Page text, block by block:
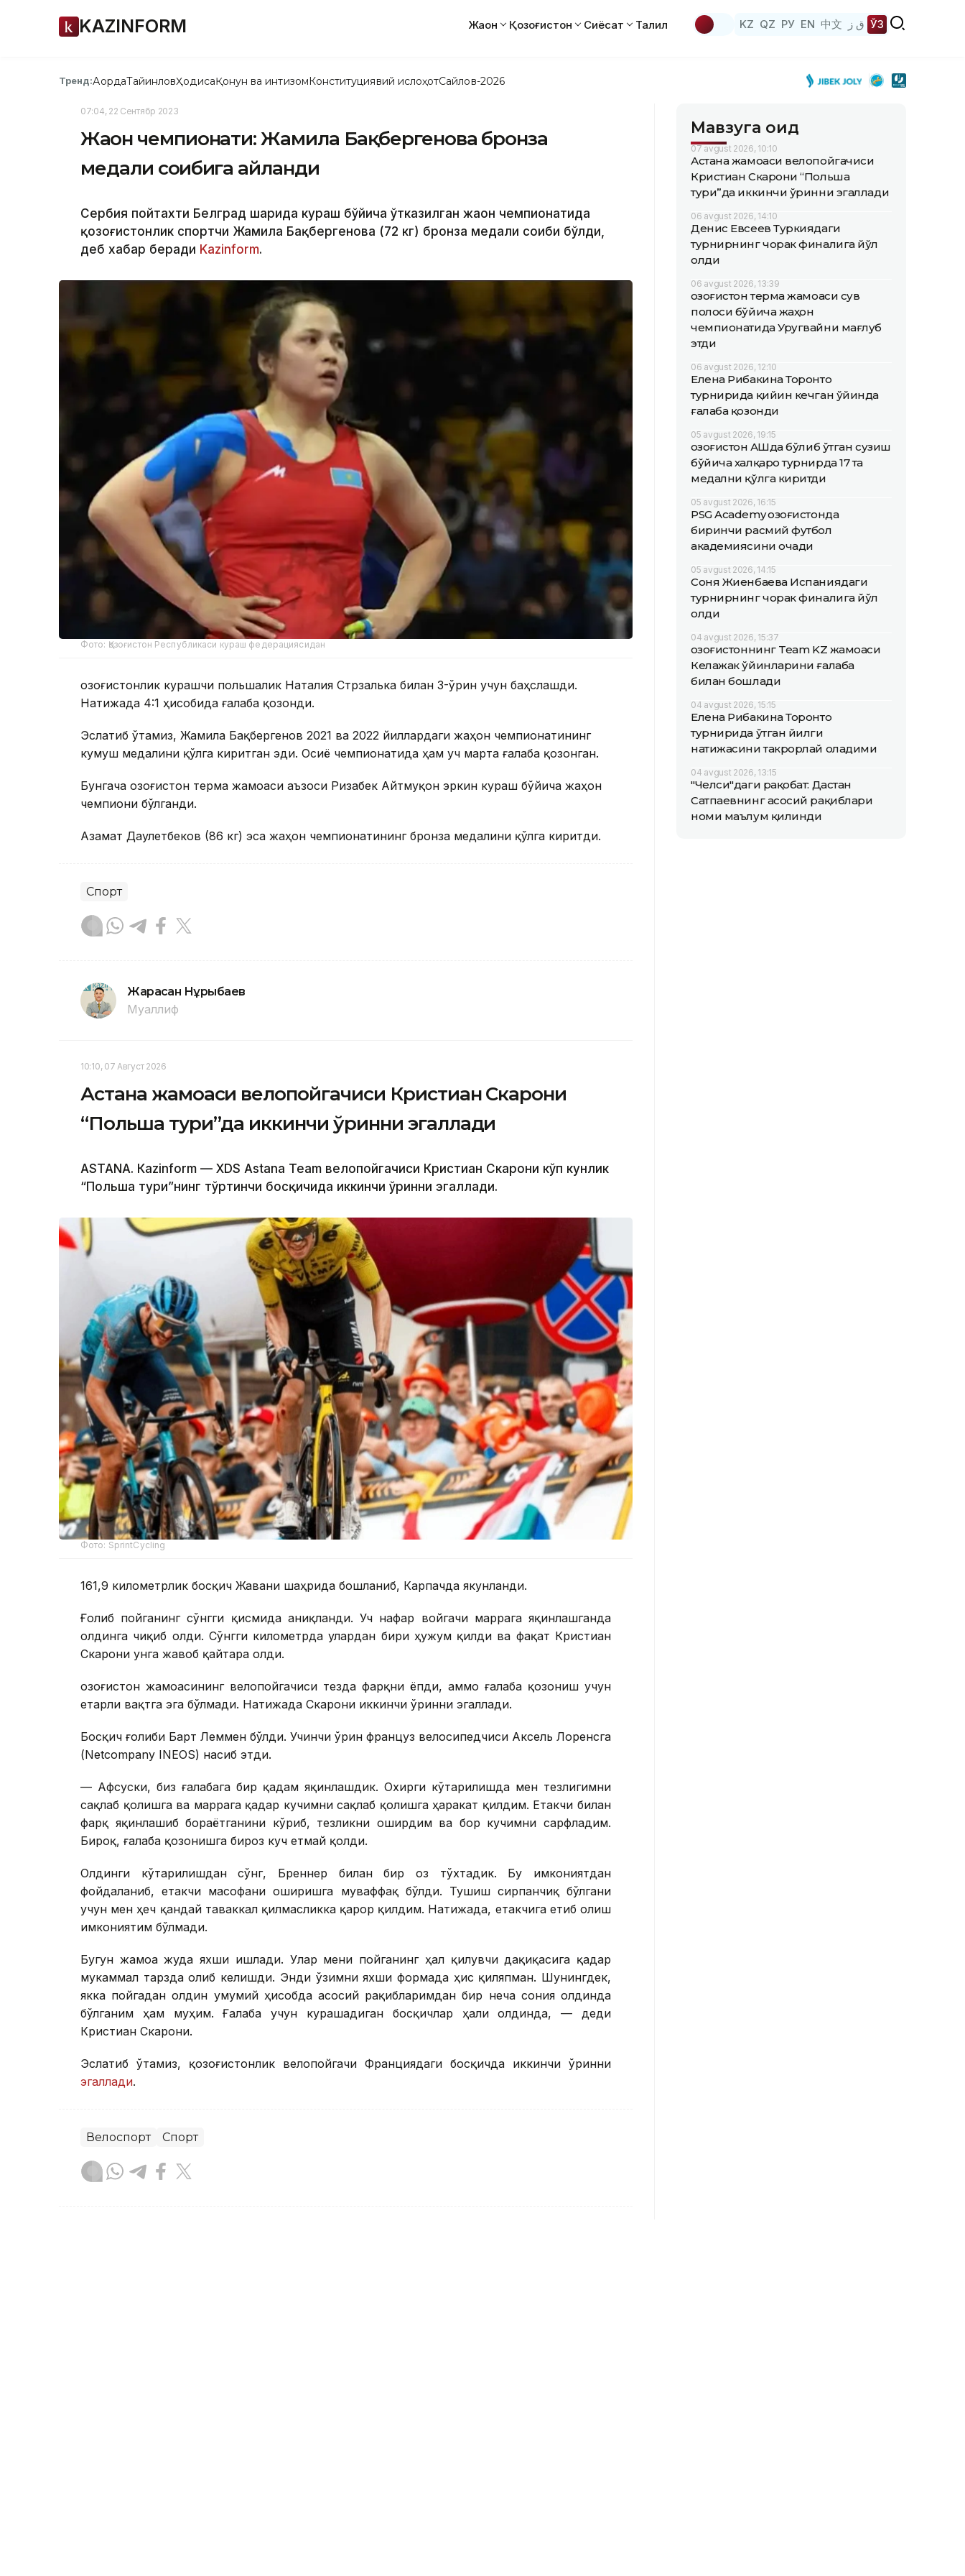
KAZINFORM Жаҳон Қозоғистон Сиёсат Таҳлил KZ QZ РУ EN 中文 ق ز ЎЗ
Тренд:АқордаТайинловҲодисаҚонун ва интизомКонституциявий ислоҳотСайлов-2026
07:04, 22 Сентябр 2023
Жаҳон чемпионати: Жамила Бақбергенова бронза
медали соҳибига айланди
Сербия пойтахти Белград шаҳрида кураш бўйича ўтказилган жаҳон чемпионатида
қозоғистонлик спортчи Жамила Бақбергенова (72 кг) бронза медали соҳиби бўлди,
деб хабар беради Kazinform.
Фото: Қозоғистон Республикаси кураш федерациясидан
Қозоғистонлик курашчи польшалик Наталия Стрзалька билан 3-ўрин учун баҳслашди.
Натижада 4:1 ҳисобида ғалаба қозонди.
Эслатиб ўтамиз, Жамила Бақбергенов 2021 ва 2022 йиллардаги жаҳон чемпионатининг
кумуш медалини қўлга киритган эди. Осиё чемпионатида ҳам уч марта ғалаба қозонган.
Бунгача Қозоғистон терма жамоаси аъзоси Ризабек Айтмуқон эркин кураш бўйича жаҳон
чемпиони бўлганди.
Азамат Даулетбеков (86 кг) эса жаҳон чемпионатининг бронза медалини қўлга киритди.
Спорт
Жарасқан Нұрыбаев
Муаллиф
10:10, 07 Август 2026
Астана жамоаси велопойгачиси Кристиан Скарони
“Польша тури”да иккинчи ўринни эгаллади
ASTANА. Кazinform — XDS Astana Team велопойгачиси Кристиан Скарони кўп кунлик
“Польша тури”нинг тўртинчи босқичида иккинчи ўринни эгаллади.
Фото: SprintCycling
161,9 километрлик босқич Жавани шаҳрида бошланиб, Карпачда якунланди.
Ғолиб пойганинг сўнгги қисмида аниқланди. Уч нафар войгачи маррага яқинлашганда
олдинга чиқиб олди. Сўнгги километрда улардан бири ҳужум қилди ва фақат Кристиан
Скарони унга жавоб қайтара олди.
Қозоғистон жамоасининг велопойгачиси тезда фарқни ёпди, аммо ғалаба қозониш учун
етарли вақтга эга бўлмади. Натижада Скарони иккинчи ўринни эгаллади.
Босқич ғолиби Барт Леммен бўлди. Учинчи ўрин француз велосипедчиси Аксель Лоренсга
(Netcompany INEOS) насиб этди.
— Афсуски, биз ғалабага бир қадам яқинлашдик. Охирги кўтарилишда мен тезлигимни
сақлаб қолишга ва маррага қадар кучимни сақлаб қолишга ҳаракат қилдим. Етакчи билан
фарқ яқинлашиб бораётганини кўриб, тезликни оширдим ва бор кучимни сарфладим.
Бироқ, ғалаба қозонишга бироз куч етмай қолди.
Олдинги кўтарилишдан сўнг, Бреннер билан бир оз тўхтадик. Бу имкониятдан
фойдаланиб, етакчи масофани оширишга муваффақ бўлди. Тушиш сирпанчиқ бўлгани
учун мен ҳеч қандай таваккал қилмасликка қарор қилдим. Натижада, етакчига етиб олиш
имкониятим бўлмади.
Бугун жамоа жуда яхши ишлади. Улар мени пойганинг ҳал қилувчи дақиқасига қадар
мукаммал тарзда олиб келишди. Энди ўзимни яхши формада ҳис қиляпман. Шунингдек,
якка пойгадан олдин умумий ҳисобда асосий рақибларимдан бир неча сония олдинда
бўлганим ҳам муҳим. Ғалаба учун курашадиган босқичлар ҳали олдинда, — деди
Кристиан Скарони.
Эслатиб ўтамиз, қозоғистонлик велопойгачи Франциядаги босқичда иккинчи ўринни
эгаллади.
Велоспорт Спорт
Мавзуга оид
07 avgust 2026, 10:10
Астана жамоаси велопойгачиси
Кристиан Скарони “Польша
тури”да иккинчи ўринни эгаллади
06 avgust 2026, 14:10
Денис Евсеев Туркиядаги
турнирнинг чорак финалига йўл
олди
06 avgust 2026, 13:39
Қозоғистон терма жамоаси сув
полоси бўйича жаҳон
чемпионатида Уругвайни мағлуб
этди
06 avgust 2026, 12:10
Елена Рибакина Торонто
турнирида қийин кечган ўйинда
ғалаба қозонди
05 avgust 2026, 19:15
Қозоғистон АҚШда бўлиб ўтган сузиш
бўйича халқаро турнирда 17 та
медални қўлга киритди
05 avgust 2026, 16:15
PSG Academy Қозоғистонда
биринчи расмий футбол
академиясини очади
05 avgust 2026, 14:15
Соня Жиенбаева Испаниядаги
турнирнинг чорак финалига йўл
олди
04 avgust 2026, 15:37
Қозоғистоннинг Team KZ жамоаси
Келажак ўйинларини ғалаба
билан бошлади
04 avgust 2026, 15:15
Елена Рибакина Торонто
турнирида ўтган йилги
натижасини такрорлай оладими
04 avgust 2026, 13:15
"Челси"даги рақобат: Дастан
Сатпаевнинг асосий рақиблари
номи маълум қилинди